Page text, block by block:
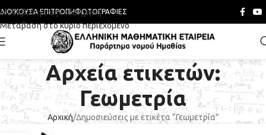
Μετάβαση στην πλοήγηση
Μετάβαση στο κύριο περιεχόμενο
ΔΙΟΙΚΟΎΣΑ ΕΠΙΤΡΟΠΉΦΩΤΟΓΡΑΦΊΕΣ
Αρχεία ετικετών:
Γεωμετρία
Αρχική Δημοσιεύσεις με ετικέτα “Γεωμετρία”